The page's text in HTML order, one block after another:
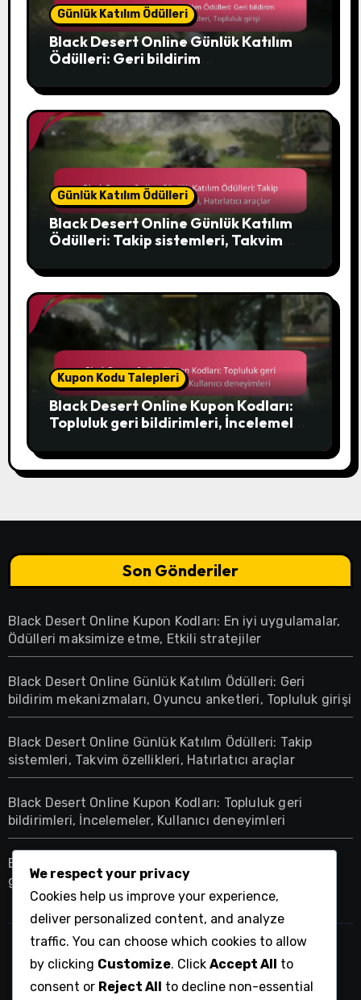
Günlük Katılım Ödülleri
Black Desert Online Günlük Katılım
Ödülleri: Geri bildirim
Topluluk girişi
Günlük Katılım Ödülleri
Black Desert Online Günlük Katılım
Ödülleri: Takip sistemleri, Takvim
Kupon Kodu Talepleri
Black Desert Online Kupon Kodları:
Topluluk geri bildirimleri, İncelemeler,
Son Gönderiler
Black Desert Online Kupon Kodları: En iyi uygulamalar,
Ödülleri maksimize etme, Etkili stratejiler
Black Desert Online Günlük Katılım Ödülleri: Geri
bildirim mekanizmaları, Oyuncu anketleri, Topluluk girişi
Black Desert Online Günlük Katılım Ödülleri: Takip
sistemleri, Takvim özellikleri, Hatırlatıcı araçlar
Black Desert Online Kupon Kodları: Topluluk geri
bildirimleri, İncelemeler, Kullanıcı deneyimleri
Black Desert Online Etkinlik Talep Paketleri: Topluluk
geri bildirimleri, İncelemeler, Kullanıcı deneyimleri
fercomotor.com.tr
We respect your privacy
Cookies help us improve your experience,
deliver personalized content, and analyze
traffic. You can choose which cookies to allow
by clicking Customize. Click Accept All to
consent or Reject All to decline non-essential